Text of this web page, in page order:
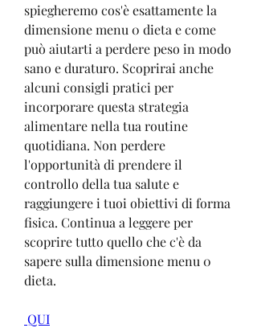
spiegheremo cos'è esattamente la
dimensione menu 0 dieta e come
può aiutarti a perdere peso in modo
sano e duraturo. Scoprirai anche
alcuni consigli pratici per
incorporare questa strategia
alimentare nella tua routine
quotidiana. Non perdere
l'opportunità di prendere il
controllo della tua salute e
raggiungere i tuoi obiettivi di forma
fisica. Continua a leggere per
scoprire tutto quello che c'è da
sapere sulla dimensione menu 0
dieta.
QUI